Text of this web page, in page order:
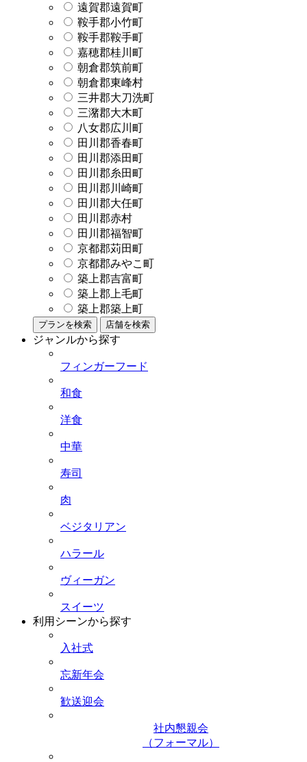
遠賀郡遠賀町
鞍手郡小竹町
鞍手郡鞍手町
嘉穂郡桂川町
朝倉郡筑前町
朝倉郡東峰村
三井郡大刀洗町
三潴郡大木町
八女郡広川町
田川郡香春町
田川郡添田町
田川郡糸田町
田川郡川崎町
田川郡大任町
田川郡赤村
田川郡福智町
京都郡苅田町
京都郡みやこ町
築上郡吉富町
築上郡上毛町
築上郡築上町
プランを検索 店舗を検索
ジャンルから探す
フィンガーフード
和食
洋食
中華
寿司
肉
ベジタリアン
ハラール
ヴィーガン
スイーツ
利用シーンから探す
入社式
忘新年会
歓送迎会
社内懇親会
（フォーマル）